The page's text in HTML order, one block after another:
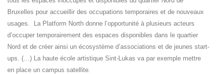
Bruxelles pour accueillir des occupations temporaires et de nouveaux
usages. La Platform North donne l’opportunité à plusieurs acteurs
d’occuper temporairement des espaces disponibles dans le quartier
Nord et de créer ainsi un écosystème d’associations et de jeunes start-
ups. (…) La haute école artistique Sint-Lukas va par exemple mettre
en place un campus satellite.